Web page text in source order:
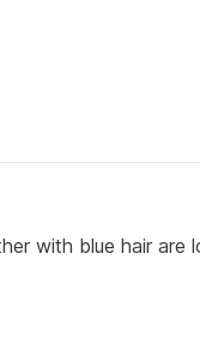
with blue hair are